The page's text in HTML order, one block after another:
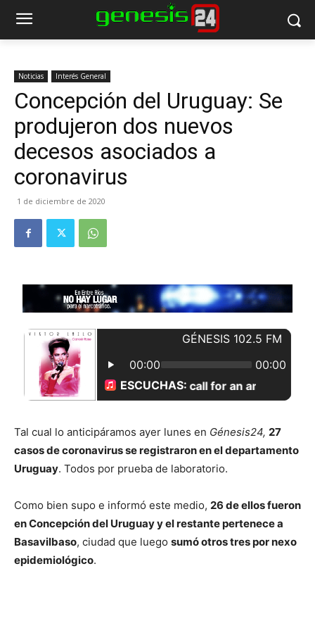
Noticias Interés General
Concepción del Uruguay: Se
produjeron dos nuevos
decesos asociados a
coronavirus
1 de diciembre de 2020
Tal cual lo anticipáramos ayer lunes en Génesis24, 27
casos de coronavirus se registraron en el departamento
Uruguay. Todos por prueba de laboratorio.
Como bien supo e informó este medio, 26 de ellos fueron
en Concepción del Uruguay y el restante pertenece a
Basavilbaso, ciudad que luego sumó otros tres por nexo
epidemiológico.